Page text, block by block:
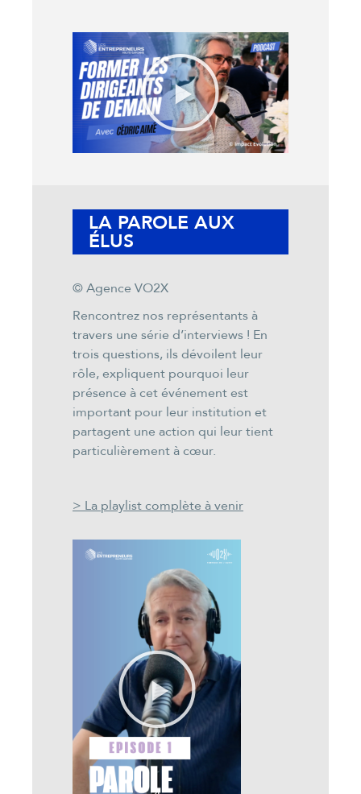
LA PAROLE AUX
ÉLUS
© Agence VO2X
Rencontrez nos représentants à
travers une série d’interviews ! En
trois questions, ils dévoilent leur
rôle, expliquent pourquoi leur
présence à cet événement est
important pour leur institution et
partagent une action qui leur tient
particulièrement à cœur.
> La playlist complète à venir